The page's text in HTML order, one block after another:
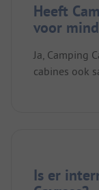
Heeft
voor
Ja, Camping
cabines ook
Is er